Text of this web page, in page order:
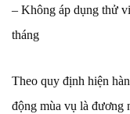
– Không áp dụng thử
tháng
Theo quy định hiện
động mùa vụ là đương